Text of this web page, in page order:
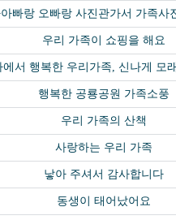
빠랑 오빠랑 사진관가서 가족사
우리 가족이 쇼핑을 해요
에서 행복한 우리가족, 신나게 모
행복한 공룡공원 가족소풍
우리 가족의 산책
사랑하는 우리 가족
낳아 주셔서 감사합니다
동생이 태어났어요